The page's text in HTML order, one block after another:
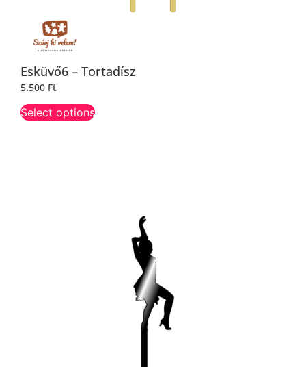
Esküvő6 – Tortadísz
5.500 Ft
Select options